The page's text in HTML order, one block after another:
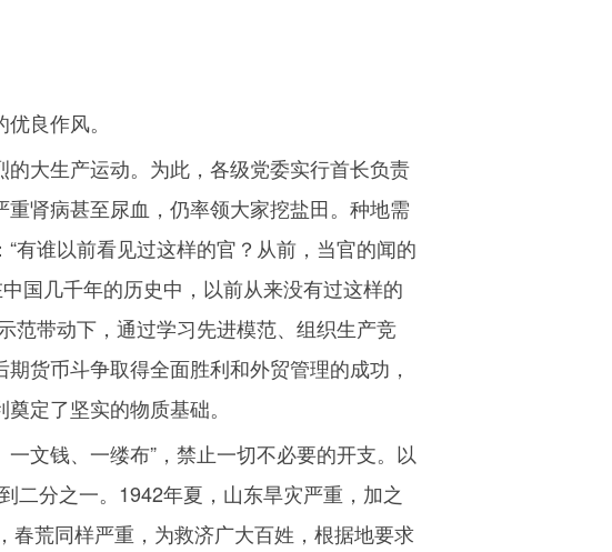
良作风。
大生产运动。为此，各级党委实行首长负责
肾病甚至尿血，仍率领大家挖盐田。种地需
有谁以前看见过这样的官？从前，当官的闻的
国几千年的历史中，以前从来没有过这样的
范带动下，通过学习先进模范、组织生产竞
货币斗争取得全面胜利和外贸管理的成功，
定了坚实的物质基础。
文钱、一缕布”，禁止一切不必要的开支。以
二分之一。 1942年夏，山东旱灾严重，加之
春荒同样严重，为救济广大百姓，根据地要求